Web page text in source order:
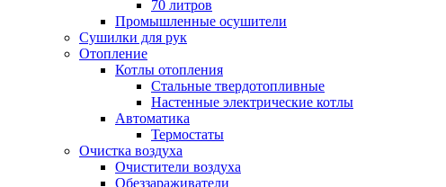
70 литров
Промышленные осушители
Сушилки для рук
Отопление
Котлы отопления
Стальные твердотопливные
Настенные электрические котлы
Автоматика
Термостаты
Очистка воздуха
Очистители воздуха
Обеззараживатели